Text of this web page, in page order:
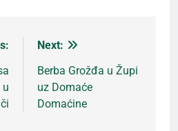
u
Next:
Berba Grožđa u Župi
uz Domaće
Domaćine